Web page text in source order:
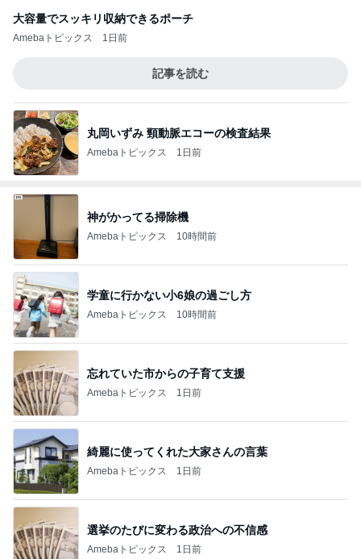
大容量でスッキリ収納できるポーチ
Amebaトピックス 1日前
記事を読む
丸岡いずみ 頸動脈エコーの検査結果
Amebaトピックス 1日前
神がかってる掃除機
Amebaトピックス 10時間前
学童に行かない小6娘の過ごし方
Amebaトピックス 10時間前
忘れていた市からの子育て支援
Amebaトピックス 1日前
綺麗に使ってくれた大家さんの言葉
Amebaトピックス 1日前
選挙のたびに変わる政治への不信感
Amebaトピックス 1日前